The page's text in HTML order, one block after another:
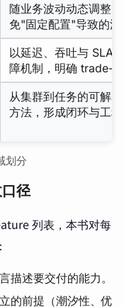
随业务波动动态调整
免"固定配置"导致的
以延迟、吞吐与 SLA
障机制，明确 trade-
从集群到任务的可解
方法，形成闭环与工
划分
径
列表，本书对每
描述要交付的能力。
的前提（潮汐性、优